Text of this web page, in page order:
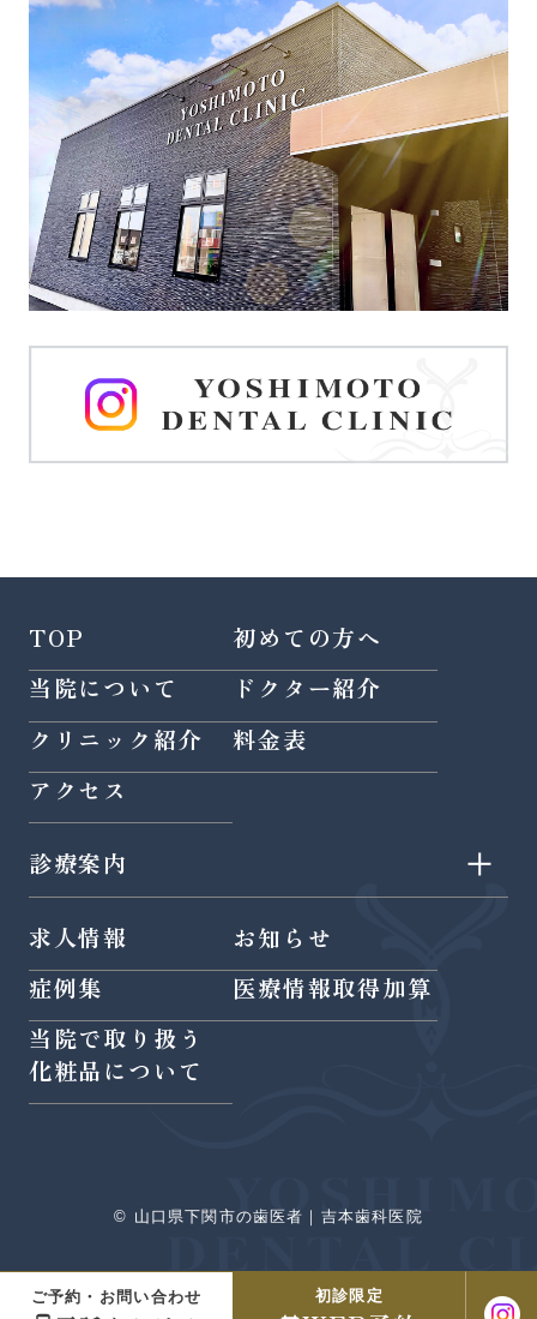
TOP
初めての方へ
当院について
ドクター紹介
クリニック紹介
料金表
アクセス
診療案内
- 認定医による歯周病治療
- 虫歯治療
- 予防歯科
- ホワイトニング
- 審美歯科
- 根管治療
- インビザライン
- 部分矯正
- 小児矯正
- 噛み合わせ・顎関節症
- YAGレーザー
求人情報
お知らせ
症例集
医療情報取得加算
当院で取り扱う
化粧品について
© 山口県下関市の歯医者｜吉本歯科医院
ご予約・お問い合わせ 初診限定